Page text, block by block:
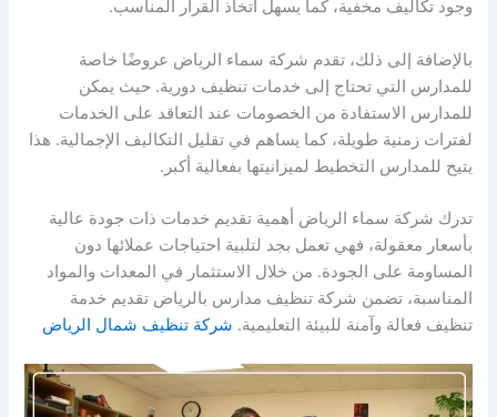
وجود تكاليف مخفية، كما يسهل اتخاذ القرار المناسب.
بالإضافة إلى ذلك، تقدم شركة سماء الرياض عروضًا خاصة
للمدارس التي تحتاج إلى خدمات تنظيف دورية. حيث يمكن
للمدارس الاستفادة من الخصومات عند التعاقد على الخدمات
لفترات زمنية طويلة، كما يساهم في تقليل التكاليف الإجمالية. هذا
يتيح للمدارس التخطيط لميزانيتها بفعالية أكبر.
تدرك شركة سماء الرياض أهمية تقديم خدمات ذات جودة عالية
بأسعار معقولة، فهي تعمل بجد لتلبية احتياجات عملائها دون
المساومة على الجودة. من خلال الاستثمار في المعدات والمواد
المناسبة، تضمن شركة تنظيف مدارس بالرياض تقديم خدمة
تنظيف فعالة وآمنة للبيئة التعليمية. شركة تنظيف شمال الرياض